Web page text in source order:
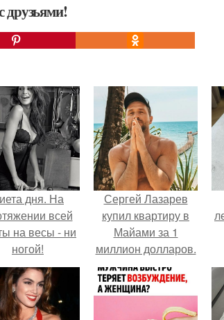
друзьями!
дня. На
всей
на весы - ни
ногой!
Сергей Лазарев
купил квартиру в
Майами за 1
миллион долларов.